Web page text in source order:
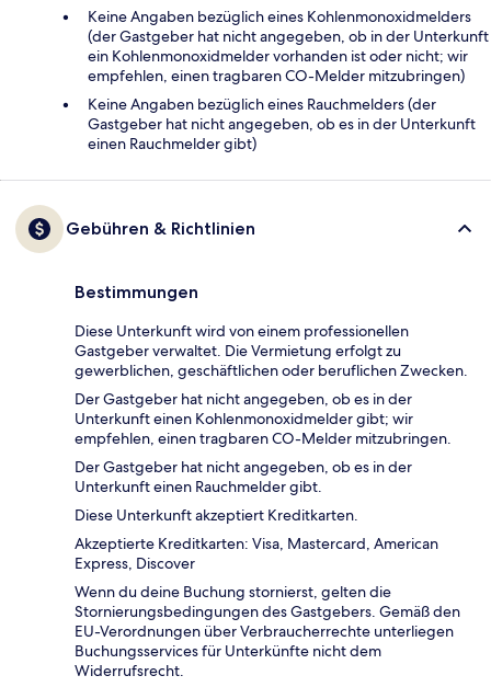
Keine Angaben bezüglich eines Kohlenmonoxidmelders
(der Gastgeber hat nicht angegeben, ob in der Unterkunft
ein Kohlenmonoxidmelder vorhanden ist oder nicht; wir
empfehlen, einen tragbaren CO-Melder mitzubringen)
Keine Angaben bezüglich eines Rauchmelders (der
Gastgeber hat nicht angegeben, ob es in der Unterkunft
einen Rauchmelder gibt)
Gebühren & Richtlinien
Bestimmungen
Diese Unterkunft wird von einem professionellen
Gastgeber verwaltet. Die Vermietung erfolgt zu
gewerblichen, geschäftlichen oder beruflichen Zwecken.
Der Gastgeber hat nicht angegeben, ob es in der
Unterkunft einen Kohlenmonoxidmelder gibt; wir
empfehlen, einen tragbaren CO-Melder mitzubringen.
Der Gastgeber hat nicht angegeben, ob es in der
Unterkunft einen Rauchmelder gibt.
Diese Unterkunft akzeptiert Kreditkarten.
Akzeptierte Kreditkarten: Visa, Mastercard, American
Express, Discover
Wenn du deine Buchung stornierst, gelten die
Stornierungsbedingungen des Gastgebers. Gemäß den
EU-Verordnungen über Verbraucherrechte unterliegen
Buchungsservices für Unterkünfte nicht dem
Widerrufsrecht.